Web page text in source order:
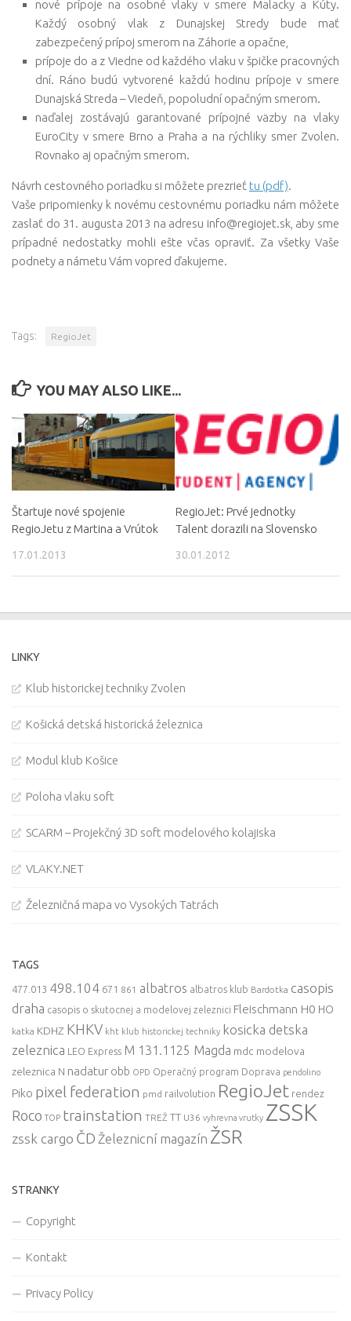
nové prípoje na osobné vlaky v smere Malacky a Kúty.
Každý osobný vlak z Dunajskej Stredy bude mať
zabezpečený prípoj smerom na Záhorie a opačne,
prípoje do a z Viedne od každého vlaku v špičke pracovných
dní. Ráno budú vytvorené každú hodinu prípoje v smere
Dunajská Streda – Viedeň, popoludní opačným smerom.
naďalej zostávajú garantované prípojné väzby na vlaky
EuroCity v smere Brno a Praha a na rýchliky smer Zvolen.
Rovnako aj opačným smerom.
Návrh cestovného poriadku si môžete prezrieť tu (pdf).
Vaše pripomienky k novému cestovnému poriadku nám môžete
zaslať do 31. augusta 2013 na adresu info@regiojet.sk, aby sme
prípadné nedostatky mohli ešte včas opraviť. Za všetky Vaše
podnety a námetu Vám vopred ďakujeme.
Tags: RegioJet
YOU MAY ALSO LIKE...
Štartuje nové spojenie
RegioJetu z Martina a Vrútok
17.01.2013
RegioJet: Prvé jednotky
Talent dorazili na Slovensko
30.01.2012
LINKY
Klub historickej techniky Zvolen
Košická detská historická železnica
Modul klub Košice
Poloha vlaku soft
SCARM – Projekčný 3D soft modelového kolajiska
VLAKY.NET
Železničná mapa vo Vysokých Tatrách
TAGS
477.013 498.104 671 861 albatros albatros klub Bardotka casopis
draha casopis o skutocnej a modelovej zeleznici Fleischmann H0 HO
katka KDHZ KHKV kht klub historickej techniky kosicka detska
zeleznica LEO Express M 131.1125 Magda mdc modelova
zeleznica N nadatur obb OPD Operačný program Doprava pendolino
Piko pixel federation pmd railvolution RegioJet rendez
Roco TOP trainstation TREŽ TT U36 vyhrevna vrutky ZSSK
zssk cargo ČD Železnicní magazín ŽSR
STRANKY
Copyright
Kontakt
Privacy Policy